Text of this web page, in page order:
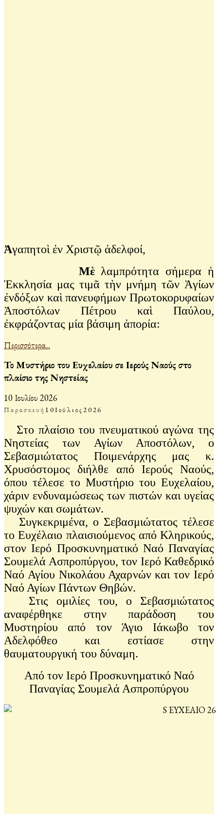
Ἀγαπητοὶ ἐν Χριστῷ ἀδελφοί,
Μὲλαμπρότητα σήμερα ἡ
Ἐκκλησία μας τιμᾶ τὴν μνήμη τῶν Ἁγίων
ἐνδόξων καὶ πανευφήμων Πρωτοκορυφαίων
Ἀποστόλων Πέτρου καὶ Παύλου,
ἐκφράζοντας μία βάσιμη ἀπορία:
Περισσότερα...
Το Μυστήριο του Ευχελαίου σε Ιερούς Ναούς στο
πλαίσιο της Νηστείας
10 Ιουλίου 2026
Παρασκευή 10Ιούλιος 2026
Στο πλαίσιο του πνευματικού αγώνα της
Νηστείας των Αγίων Αποστόλων, ο
Σεβασμιώτατος Ποιμενάρχης μας κ.
Χρυσόστομος διήλθε από Ιερούς Ναούς,
όπου τέλεσε το Μυστήριο του Ευχελαίου,
χάριν ενδυναμώσεως των πιστών και υγείας
ψυχών και σωμάτων.
Συγκεκριμένα, ο Σεβασμιώτατος τέλεσε
το Ευχέλαιο πλαισιούμενος από Κληρικούς,
στον Ιερό Προσκυνηματικό Ναό Παναγίας
Σουμελά Ασπροπύργου, τον Ιερό Καθεδρικό
Ναό Αγίου Νικολάου Αχαρνών και τον Ιερό
Ναό Αγίων Πάντων Θηβών.
Στις ομιλίες του, ο Σεβασμιώτατος
αναφέρθηκε στην παράδοση του
Μυστηρίου από τον Άγιο Ιάκωβο τον
Αδελφόθεο και εστίασε στην
θαυματουργική του δύναμη.
Από τον Ιερό Προσκυνηματικό Ναό
Παναγίας Σουμελά Ασπροπύργου